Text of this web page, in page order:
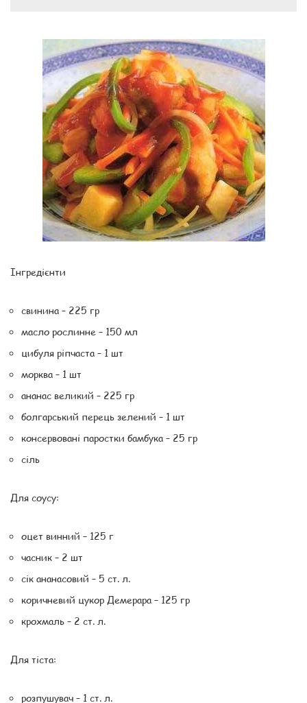
Інгредієнти
свинина – 225 гр
масло рослинне – 150 мл
цибуля ріпчаста – 1 шт
морква – 1 шт
ананас великий – 225 гр
болгарський перець зелений – 1 шт
консервовані паростки бамбука – 25 гр
сіль
Для соусу:
оцет винний – 125 г
часник – 2 шт
сік ананасовий – 5 ст. л.
коричневий цукор Демерара – 125 гр
крохмаль – 2 ст. л.
Для тіста:
розпушувач – 1 ст. л.